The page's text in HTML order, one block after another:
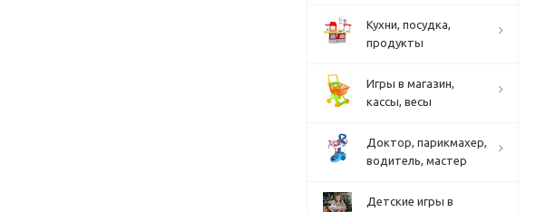
Кухни, посудка,
продукты
Игры в магазин,
кассы, весы
Доктор, парикмахер,
водитель, мастер
Детские игры в